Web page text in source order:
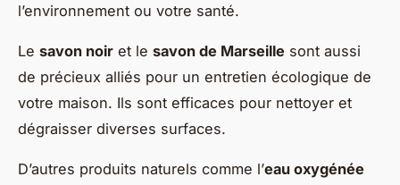
l’environnement ou votre santé.
Le savon noir et le savon de Marseille sont aussi
de précieux alliés pour un entretien écologique de
votre maison. Ils sont efficaces pour nettoyer et
dégraisser diverses surfaces.
D’autres produits naturels comme l’eau oxygénée